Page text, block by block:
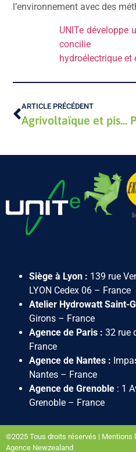
l’environnement avec des
UNITe développe
concilie
hydroélectrique et
ARTICLE PRÉCÉDENT
Agrivoltaïque et pisciculture : histoire d’un succès
Siège à Lyon : 139 rue
LYON Cedex 06 – France
Atelier Hydrowatt Saint-
Girons – France
Agence de Paris : 32 rue
France
Agence de Nantes :
Nantes – France
Agence de Grenoble : 1
Grenoble – France
©2025 Tous droits réservés | Mentions
Agence Newzealand